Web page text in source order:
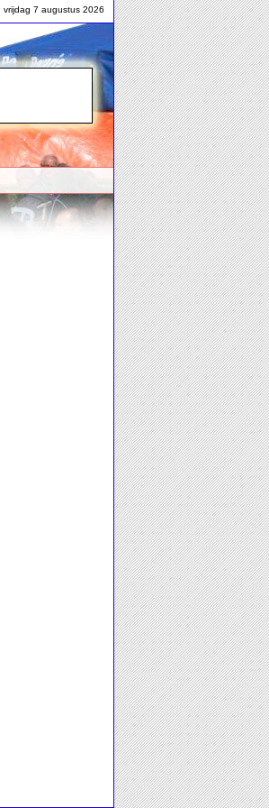
vrijdag 7 augustus 2026